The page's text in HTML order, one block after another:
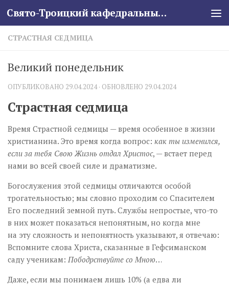
Skip to content Свято-Троицкий кафедральный собор
СТРАСТНАЯ СЕДМИЦА
Великий понедельник
ОПУБЛИКОВАНО 29.04.2024· ОБНОВЛЕНО 29.04.2024
Страстная седмица
Время Страстной седмицы — время особенное в жизни
христианина. Это время когда вопрос: как ты изменился,
если за тебя Свою Жизнь отдал Христос, — встает перед
нами во всей своей силе и драматизме.
Богослужения этой седмицы отличаются особой
трогательностью; мы словно проходим со Спасителем
Его последний земной путь. Службы непростые, что-то
в них может показаться непонятным, но когда мне
на эту сложность и непонятность указывают, я отвечаю:
Вспомните слова Христа, сказанные в Гефсиманском
саду ученикам: Пободрствуйте со Мною…
Даже, если мы понимаем лишь 10% (а едва ли